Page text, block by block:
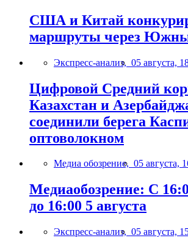
США и Китай
маршруты через
Экспресс-анализ, 05 августа,
Цифровой Средний
Казахстан и
соединили берега
оптоволокном
Медиа обозрение, 05 августа,
Медиаобозрение: С
до 16:00 5 августа
Экспресс-анализ, 05 августа,